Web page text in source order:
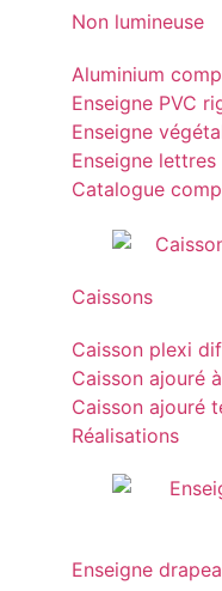
Non lumineuse
Aluminium
Enseigne PVC
Enseigne
Enseigne
Catalogue
Caissons
Caisson plexi
Caisson ajouré
Caisson ajouré
Réalisations
Enseigne